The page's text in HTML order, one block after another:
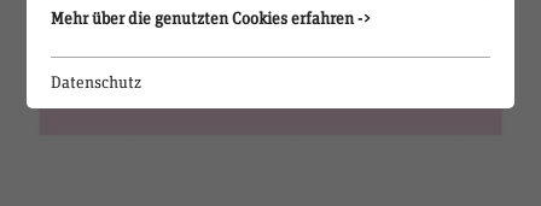
Mehr über die genutzten Cookies erfahren ->
Datenschutz